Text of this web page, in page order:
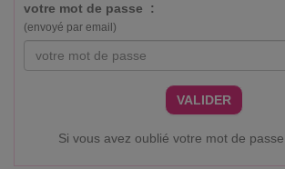
votre mot de passe :
(envoyé par email)
VALIDER
Si vous avez oublié votre mot de passe,